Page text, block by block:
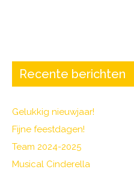
b
o
k
Recente berichten
Gelukkig nieuwjaar!
Fijne feestdagen!
Team 2024-2025
Musical Cinderella